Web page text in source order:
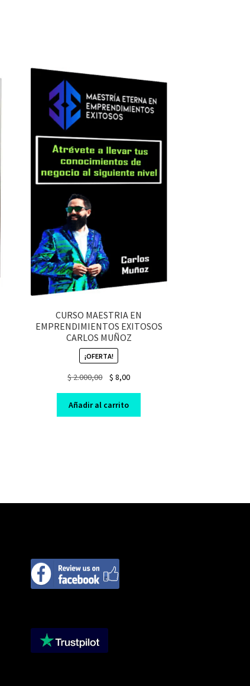
CURSO MAESTRIA EN
EMPRENDIMIENTOS EXITOSOS
CARLOS MUÑOZ
¡OFERTA!
$2.000,00
Original
was:
$ 2.000,00.
$ 8,00Current
$ 8,00.
Añadir al carrito